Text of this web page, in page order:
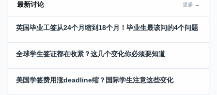
最新讨论 更多 →
英国毕业工签从24个月缩到18个月！毕业生最该问的4个问题
全球学生签证都在收紧？这几个变化你必须要知道
美国学签费用涨deadline缩？国际学生注意这些变化